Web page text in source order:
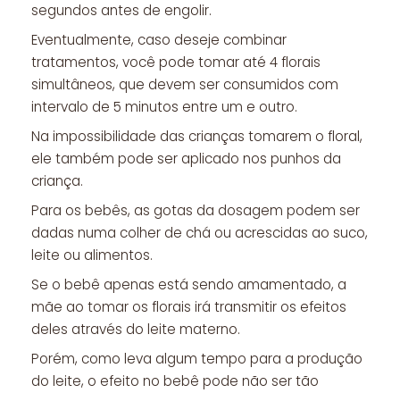
segundos antes de engolir.
Eventualmente, caso deseje combinar
tratamentos, você pode tomar até 4 florais
simultâneos, que devem ser consumidos com
intervalo de 5 minutos entre um e outro.
Na impossibilidade das crianças tomarem o floral,
ele também pode ser aplicado nos punhos da
criança.
Para os bebês, as gotas da dosagem podem ser
dadas numa colher de chá ou acrescidas ao suco,
leite ou alimentos.
Se o bebê apenas está sendo amamentado, a
mãe ao tomar os florais irá transmitir os efeitos
deles através do leite materno.
Porém, como leva algum tempo para a produção
do leite, o efeito no bebê pode não ser tão